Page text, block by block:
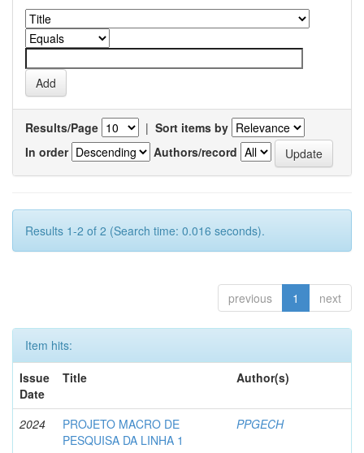
Results/Page | Sort items by
In order
Authors/record
Results 1-2 of 2 (Search time: 0.016 seconds).
previous 1 next
Item hits:
Issue
Date
Title Author(s)
2024
PROJETO MACRO DE
PESQUISA DA LINHA 1
PPGECH